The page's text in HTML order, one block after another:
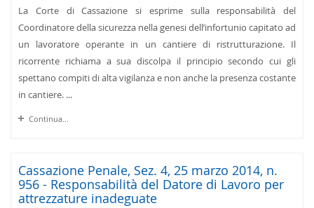
La Corte di Cassazione si esprime sulla responsabilità del
Coordinatore della sicurezza nella genesi dell’infortunio capitato ad
un lavoratore operante in un cantiere di ristrutturazione. Il
ricorrente richiama a sua discolpa il principio secondo cui gli
spettano compiti di alta vigilanza e non anche la presenza costante
in cantiere. ...
Continua...
Cassazione Penale, Sez. 4, 25 marzo 2014, n.
956 - Responsabilità del Datore di Lavoro per
attrezzature inadeguate